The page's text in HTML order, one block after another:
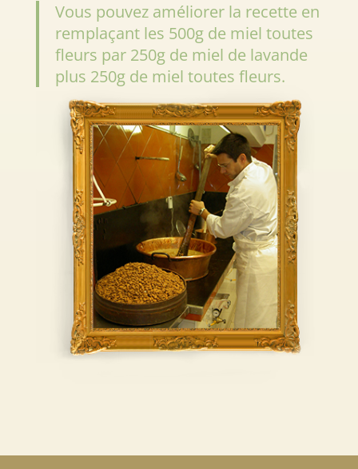
Vous pouvez améliorer la recette en
remplaçant les 500g de miel toutes
fleurs par 250g de miel de lavande
plus 250g de miel toutes fleurs.